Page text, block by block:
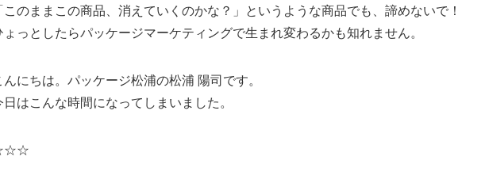
このままこの商品、消えていくのかな？」というような商品でも、諦めないで！
ょっとしたらパッケージマーケティングで生まれ変わるかも知れません。
んにちは。パッケージ松浦の松浦 陽司です。
日はこんな時間になってしまいました。